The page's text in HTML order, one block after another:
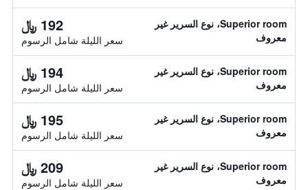
Superior room، نوع السرير غير
معروف
192 ﷼
سعر الليلة شامل الرسوم
Superior room، نوع السرير غير
معروف
194 ﷼
سعر الليلة شامل الرسوم
Superior room، نوع السرير غير
معروف
195 ﷼
سعر الليلة شامل الرسوم
Superior room، نوع السرير غير
معروف
209 ﷼
سعر الليلة شامل الرسوم